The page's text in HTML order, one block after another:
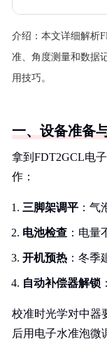
介绍： 本文详细解析
准、角度测量和数据
用技巧。
一、设备准备
拿到FDT2GCL电
作：
三脚架调平 ：气
电池检查 ：电量
开机预热 ：冬季
自动补偿器解锁
校准时光学对中器
后用电子水准泡微